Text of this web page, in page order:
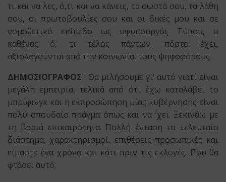
τι και να λες, ό,τι και να κάνεις, τα σωστά σου, τα λάθη
σου, οι πρωτοβουλίες σου και οι δικές μου και σε
νομοθετικό επίπεδο ως υφυπουργός Τύπου, ο
καθένας ό, τι τέλος πάντων, πόστο έχει,
αξιολογούνται από την κοινωνία, τους ψηφοφόρους.
ΔΗΜΟΣΙΟΓΡΑΦΟΣ : Θα μιλήσουμε γι’ αυτό γιατί είναι
μεγάλη εμπειρία, τελικά από ότι έχω καταλάβει το
μπρίφινγκ και η εκπροσώπηση μίας κυβέρνησης είναι
πολύ σπουδαίο πράγμα όπως και να ’χει. Ξεκινάω με
τη βαριά επικαιρότητα. Πολλή ένταση το τελευταίο
διάστημα, χαρακτηρισμοί, επιθέσεις προσωπικές και
είμαστε ένα χρόνο και κάτι πριν τις εκλογές. Που θα
φτάσει αυτό;